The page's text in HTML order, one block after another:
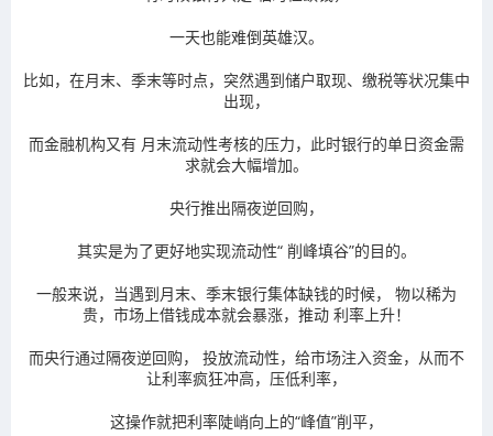
一天也能难倒英雄汉。
比如，在月末、季末等时点，突然遇到储户取现、缴税等状况集中
出现，
而金融机构又有 月末流动性考核的压力，此时银行的单日资金需
求就会大幅增加。
央行推出隔夜逆回购，
其实是为了更好地实现流动性“ 削峰填谷”的目的。
一般来说，当遇到月末、季末银行集体缺钱的时候， 物以稀为
贵，市场上借钱成本就会暴涨，推动 利率上升！
而央行通过隔夜逆回购， 投放流动性，给市场注入资金，从而不
让利率疯狂冲高，压低利率，
这操作就把利率陡峭向上的“峰值”削平，